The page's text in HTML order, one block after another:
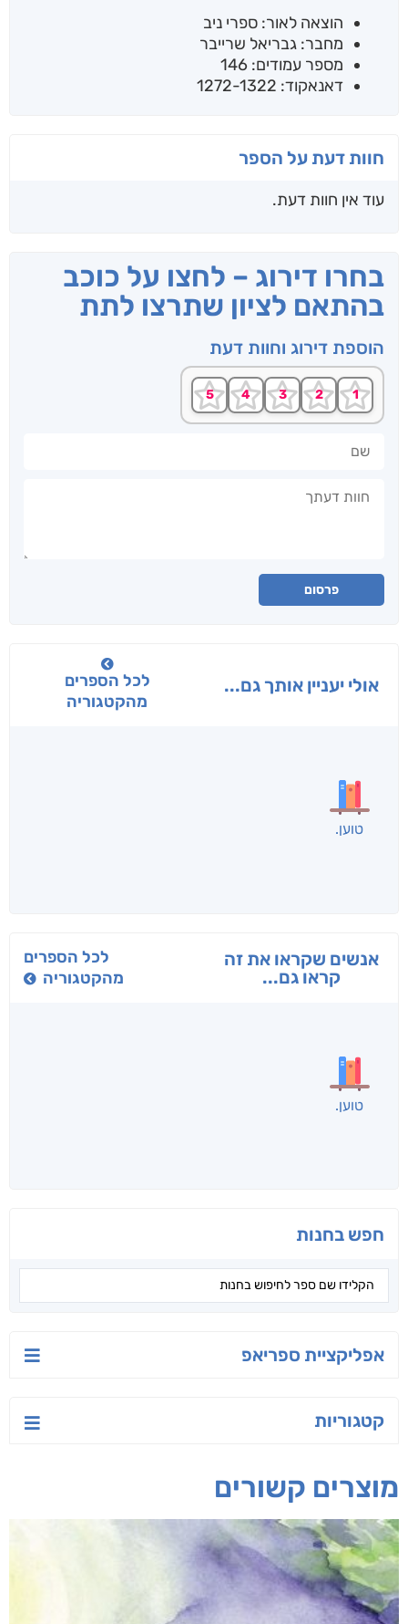
חפש בחנות
הוצאה לאור: ספרי ניב
מחבר: גבריאל שרייבר
מספר עמודים: 146
דאנאקוד: 1272-1322
חוות דעת על הספר
עוד אין חוות דעת.
בחרו דירוג – לחצו על כוכב
בהתאם לציון שתרצו לתת
הוספת דירוג וחוות דעת
פרסום
אולי יעניין אותך גם...
לכל הספרים
מהקטגוריה
בפנוכו
חני שאטן
תרדמת
א. פ.
אנשים שקראו את זה
אפרת נבון אורנה לוי אליהו